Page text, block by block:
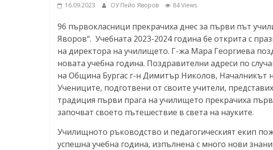
16.09.2023 ОУ Пейо Яворов 84 Views
96 първокласници прекрачиха днес за първи път
Яворов“. Учебната 2023-2024 година бе открита с
на директора на училището. Г-жа Мара Георгиева
новата учебна година. Поздравителни адреси по
на Община Бургас г-н Димитър Николов, Началникът
Учениците, подготвени от своите учители,
традиция първи прага на училището прекрачиха
започват своето пътешествие в света на науките.
Училищното ръководство и педагогическият екип
успешна учебна година, изпълнена с много нови